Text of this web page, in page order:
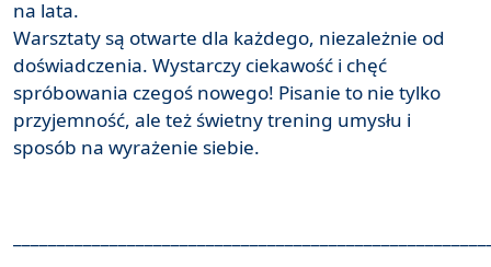
na lata.
Warsztaty są otwarte dla każdego, niezależnie od
doświadczenia. Wystarczy ciekawość i chęć
spróbowania czegoś nowego! Pisanie to nie tylko
przyjemność, ale też świetny trening umysłu i
sposób na wyrażenie siebie.